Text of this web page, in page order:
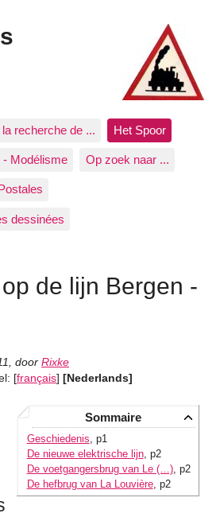
la recherche de ... Het Spoor
- Modélisme Op zoek naar ...
dessinées
de lijn Bergen -
, door Rixke
[français] [Nederlands]
Sommaire
Geschiedenis , p1
De nieuwe elektrische lijn, p2
De voetgangersbrug van Le (…), p2
De hefbrug van La Louvière, p2